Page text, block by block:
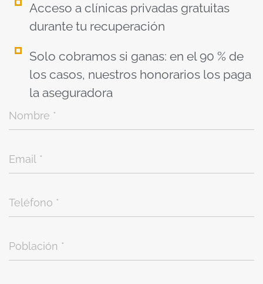
Acceso a clínicas privadas gratuitas
durante tu recuperación
Solo cobramos si ganas: en el 90 % de
los casos, nuestros honorarios los paga
la aseguradora